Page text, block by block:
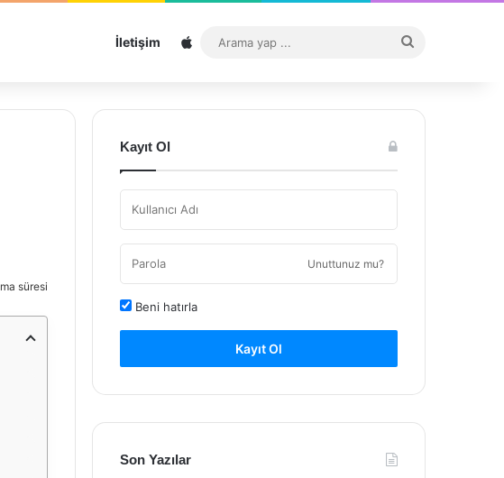
İletişim Sitemap
...
süresi
Kayıt Ol
Unuttunuz mu?
Beni hatırla
Kayıt Ol
Son Yazılar